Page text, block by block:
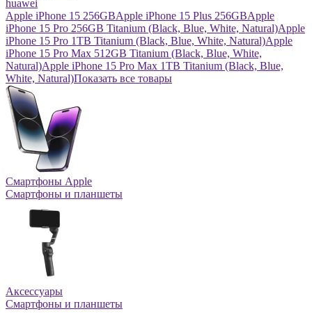
huawei
Apple iPhone 15 256GBApple iPhone 15 Plus 256GBApple
iPhone 15 Pro 256GB Titanium (Black, Blue, White, Natural)Apple
iPhone 15 Pro 1TB Titanium (Black, Blue, White, Natural)Apple
iPhone 15 Pro Max 512GB Titanium (Black, Blue, White,
Natural)Apple iPhone 15 Pro Max 1TB Titanium (Black, Blue,
White, Natural)Показать все товары
Смартфоны Apple
Смартфоны и планшеты
Аксессуары
Смартфоны и планшеты